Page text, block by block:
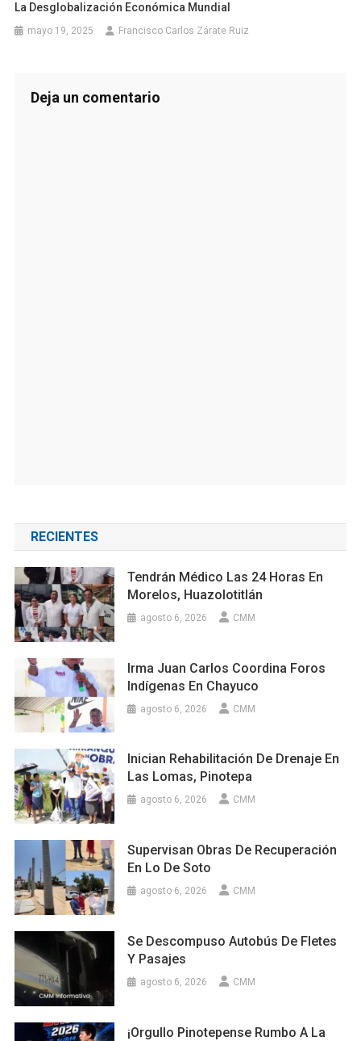
La Desglobalización Económica Mundial
mayo 19, 2025 Francisco Carlos Zárate Ruiz
Deja un comentario
RECIENTES
Tendrán Médico Las 24 Horas En
Morelos, Huazolotitlán
agosto 6, 2026 CMM
Irma Juan Carlos Coordina Foros
Indígenas En Chayuco
agosto 6, 2026 CMM
Inician Rehabilitación De Drenaje En
Las Lomas, Pinotepa
agosto 6, 2026 CMM
Supervisan Obras De Recuperación
En Lo De Soto
agosto 6, 2026 CMM
Se Descompuso Autobús De Fletes
Y Pasajes
agosto 6, 2026 CMM
¡Orgullo Pinotepense Rumbo A La